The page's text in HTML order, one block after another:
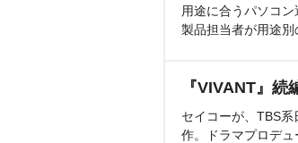
用途に合うパソコ
製品担当者が用途別
『VIVANT』
セイコーが、TBS
作。ドラマプロデュ